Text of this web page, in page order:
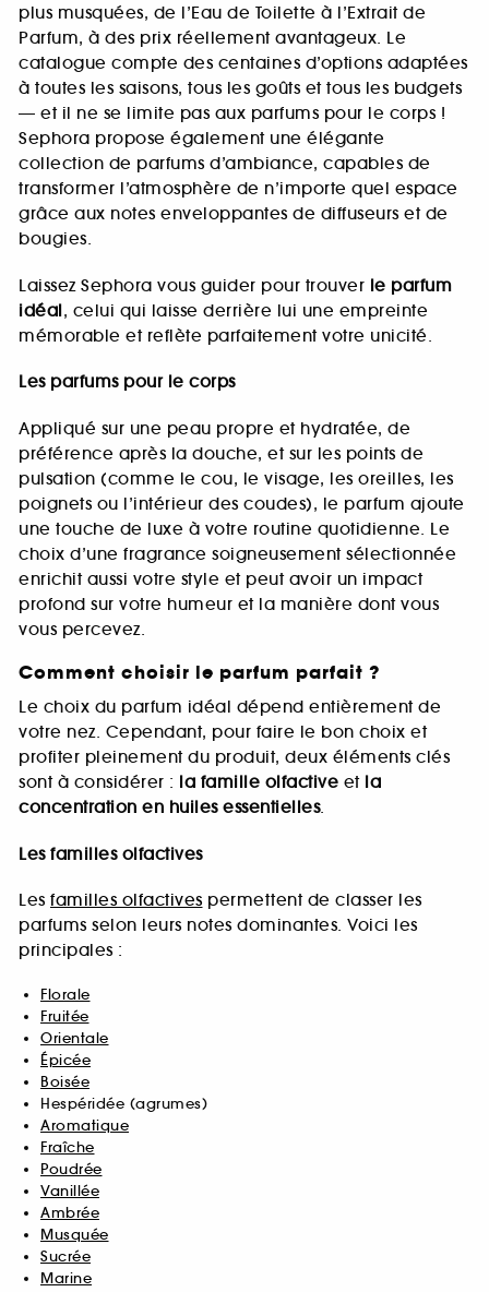
plus musquées, de l’Eau de Toilette à l’Extrait de
Parfum, à des prix réellement avantageux. Le
catalogue compte des centaines d’options adaptées
à toutes les saisons, tous les goûts et tous les budgets
— et il ne se limite pas aux parfums pour le corps !
Sephora propose également une élégante
collection de parfums d’ambiance, capables de
transformer l’atmosphère de n’importe quel espace
grâce aux notes enveloppantes de diffuseurs et de
bougies.
Laissez Sephora vous guider pour trouver le parfum
idéal, celui qui laisse derrière lui une empreinte
mémorable et reflète parfaitement votre unicité.
Les parfums pour le corps
Appliqué sur une peau propre et hydratée, de
préférence après la douche, et sur les points de
pulsation (comme le cou, le visage, les oreilles, les
poignets ou l’intérieur des coudes), le parfum ajoute
une touche de luxe à votre routine quotidienne. Le
choix d’une fragrance soigneusement sélectionnée
enrichit aussi votre style et peut avoir un impact
profond sur votre humeur et la manière dont vous
vous percevez.
Comment choisir le parfum parfait ?
Le choix du parfum idéal dépend entièrement de
votre nez. Cependant, pour faire le bon choix et
profiter pleinement du produit, deux éléments clés
sont à considérer : la famille olfactive et la
concentration en huiles essentielles.
Les familles olfactives
Les familles olfactives permettent de classer les
parfums selon leurs notes dominantes. Voici les
principales :
Florale
Fruitée
Orientale
Épicée
Boisée
Hespéridée (agrumes)
Aromatique
Fraîche
Poudrée
Vanillée
Ambrée
Musquée
Sucrée
Marine